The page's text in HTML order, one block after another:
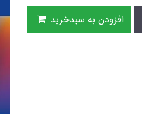
افزودن به سبدخرید